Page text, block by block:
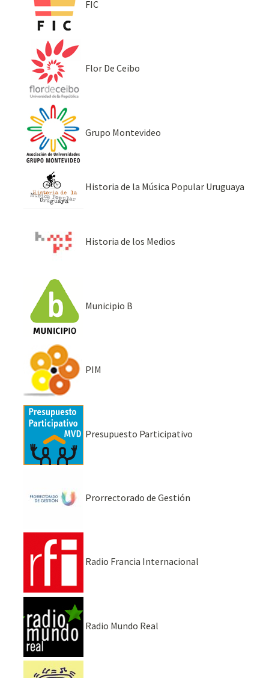
FIC
Flor De Ceibo
Grupo Montevideo
Historia de la Música Popular Uruguaya
Historia de los Medios
Municipio B
PIM
Presupuesto Participativo
Prorrectorado de Gestión
Radio Francia Internacional
Radio Mundo Real